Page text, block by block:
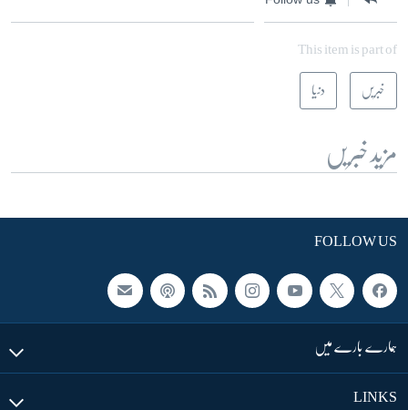
This item is part of
خبریں دنیا
مزید خبریں
FOLLOW US
ہمارے بارے میں
LINKS